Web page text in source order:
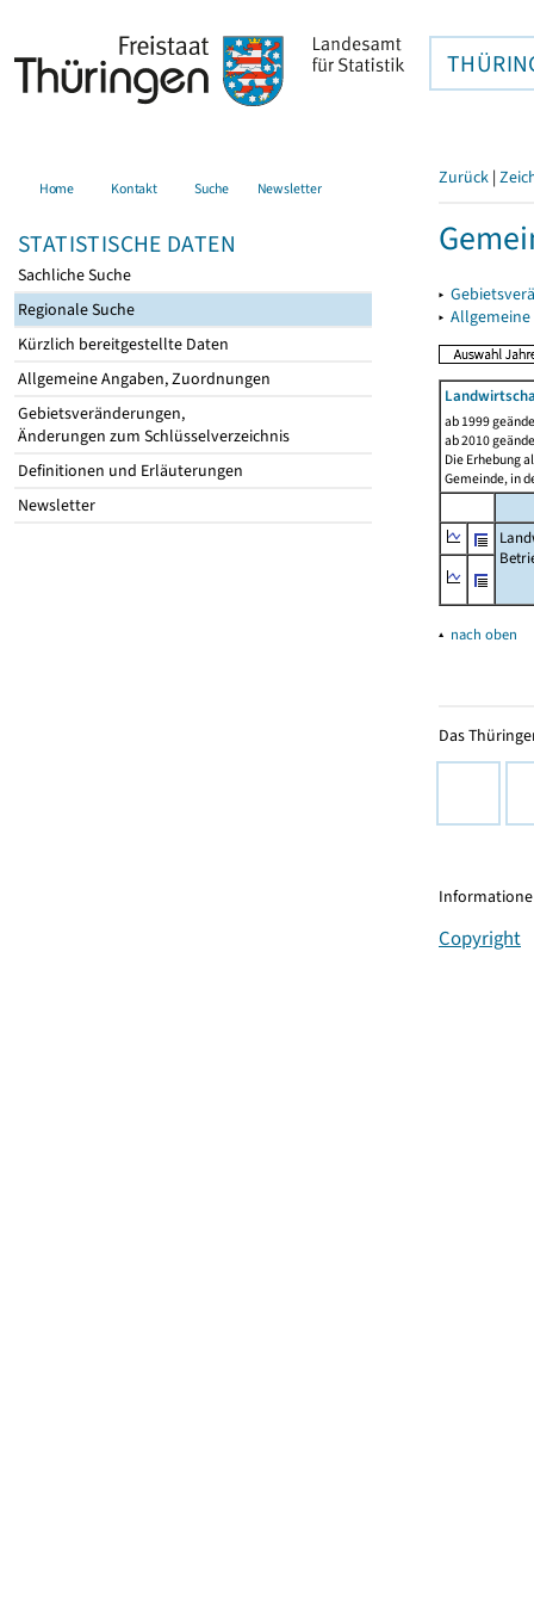
Home Kontakt Suche Newsletter
STATISTISCHE DATEN
Sachliche Suche
Regionale Suche
Kürzlich bereitgestellte Daten
Allgemeine Angaben, Zuordnungen
Gebietsveränderungen,
Änderungen zum Schlüsselverzeichnis
Definitionen und Erläuterungen
Newsletter
Zurück |
▸
▸
ab 1999
ab 2010
Die Erhebung
Gemeinde, in
▴ nach oben
Das
Copyright